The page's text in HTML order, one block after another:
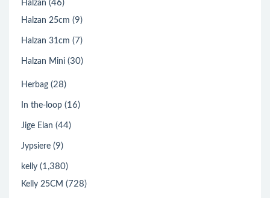
Halzan (46)
Halzan 25cm (9)
Halzan 31cm (7)
Halzan Mini (30)
Herbag (28)
In the-loop (16)
Jige Elan (44)
Jypsiere (9)
kelly (1,380)
Kelly 25CM (728)